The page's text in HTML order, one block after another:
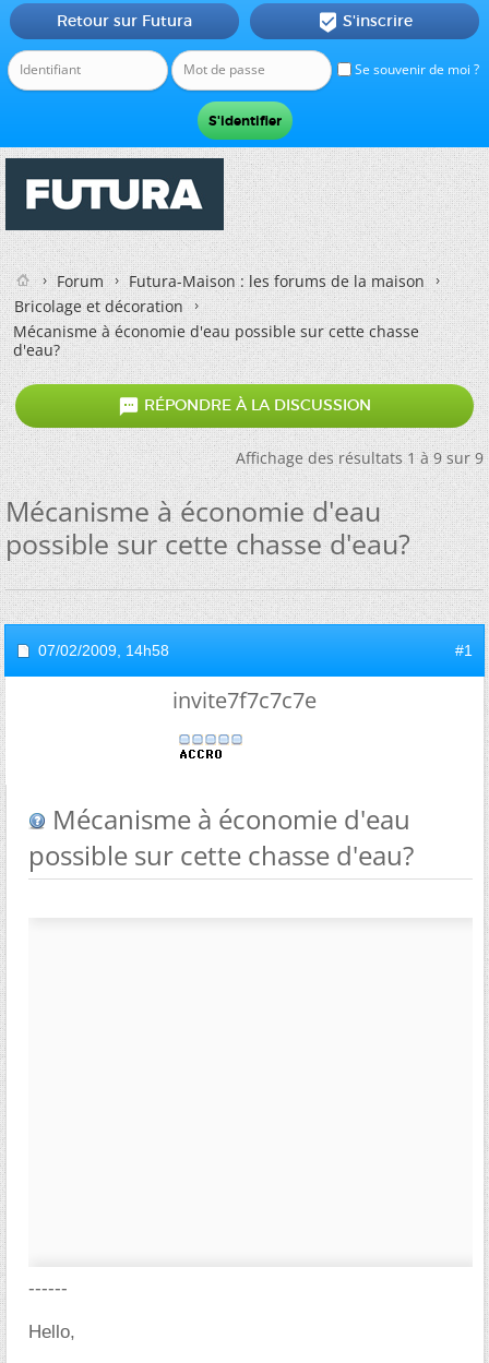
Se souvenir de moi ?
Retour sur Futura  S'inscrire
Forum
Futura-Maison : les forums de la maison
Bricolage et décoration
Mécanisme à économie d'eau possible sur cette chasse
d'eau?
 RÉPONDRE À LA DISCUSSION
Affichage des résultats 1 à 9 sur 9
Mécanisme à économie d'eau
possible sur cette chasse d'eau?
07/02/2009, 14h58 #1
invite7f7c7c7e
Mécanisme à économie d'eau
possible sur cette chasse d'eau?
------
Hello,